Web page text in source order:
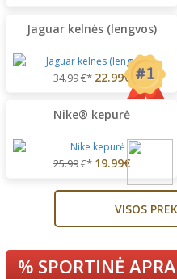
Jaguar kelnės (lengvos)
34.99€* 22.99€
Nike® kepurė
25.99€* 19.99€
VISOS
% SPORTINĖ